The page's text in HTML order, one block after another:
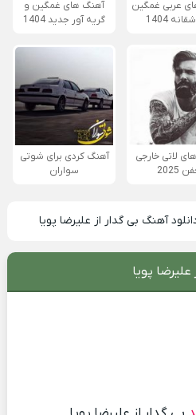
عربی غمگین
1404
آهنگ های غمگین و
گریه آور جدید 1404
لاتی خارجی
2025
آهنگ کردی برای شوتی
سواران
آهنگ بی گدار از علیرضا پویا
پویا